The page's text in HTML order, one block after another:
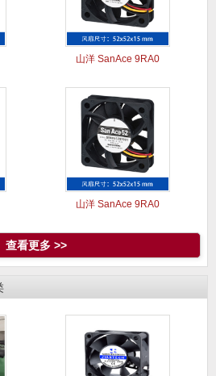
山洋 SanAce 9RA0
山洋 SanAce 9RA0
查看更多 >>